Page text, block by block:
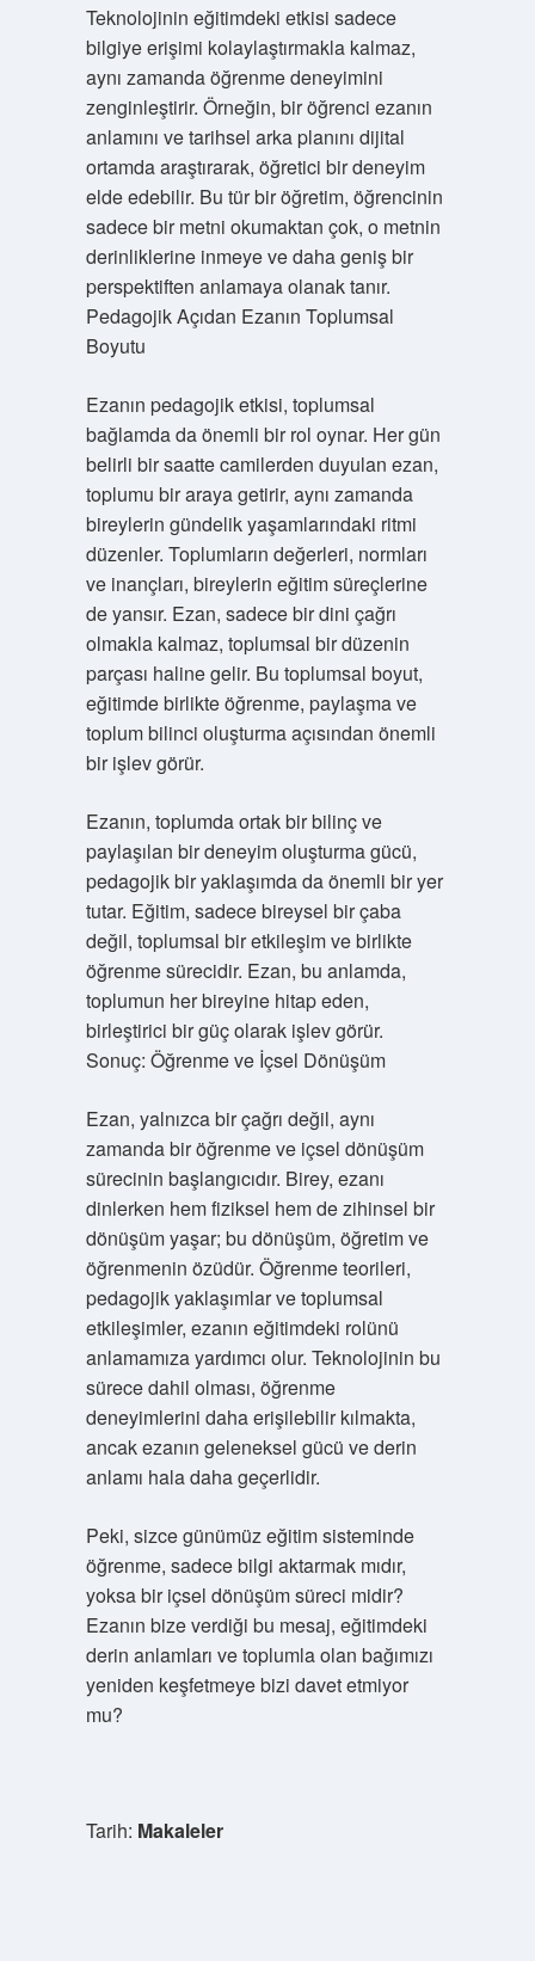
Teknolojinin eğitimdeki etkisi sadece
bilgiye erişimi kolaylaştırmakla kalmaz,
aynı zamanda öğrenme deneyimini
zenginleştirir. Örneğin, bir öğrenci ezanın
anlamını ve tarihsel arka planını dijital
ortamda araştırarak, öğretici bir deneyim
elde edebilir. Bu tür bir öğretim, öğrencinin
sadece bir metni okumaktan çok, o metnin
derinliklerine inmeye ve daha geniş bir
perspektiften anlamaya olanak tanır.
Pedagojik Açıdan Ezanın Toplumsal
Boyutu
Ezanın pedagojik etkisi, toplumsal
bağlamda da önemli bir rol oynar. Her gün
belirli bir saatte camilerden duyulan ezan,
toplumu bir araya getirir, aynı zamanda
bireylerin gündelik yaşamlarındaki ritmi
düzenler. Toplumların değerleri, normları
ve inançları, bireylerin eğitim süreçlerine
de yansır. Ezan, sadece bir dini çağrı
olmakla kalmaz, toplumsal bir düzenin
parçası haline gelir. Bu toplumsal boyut,
eğitimde birlikte öğrenme, paylaşma ve
toplum bilinci oluşturma açısından önemli
bir işlev görür.
Ezanın, toplumda ortak bir bilinç ve
paylaşılan bir deneyim oluşturma gücü,
pedagojik bir yaklaşımda da önemli bir yer
tutar. Eğitim, sadece bireysel bir çaba
değil, toplumsal bir etkileşim ve birlikte
öğrenme sürecidir. Ezan, bu anlamda,
toplumun her bireyine hitap eden,
birleştirici bir güç olarak işlev görür.
Sonuç: Öğrenme ve İçsel Dönüşüm
Ezan, yalnızca bir çağrı değil, aynı
zamanda bir öğrenme ve içsel dönüşüm
sürecinin başlangıcıdır. Birey, ezanı
dinlerken hem fiziksel hem de zihinsel bir
dönüşüm yaşar; bu dönüşüm, öğretim ve
öğrenmenin özüdür. Öğrenme teorileri,
pedagojik yaklaşımlar ve toplumsal
etkileşimler, ezanın eğitimdeki rolünü
anlamamıza yardımcı olur. Teknolojinin bu
sürece dahil olması, öğrenme
deneyimlerini daha erişilebilir kılmakta,
ancak ezanın geleneksel gücü ve derin
anlamı hala daha geçerlidir.
Peki, sizce günümüz eğitim sisteminde
öğrenme, sadece bilgi aktarmak mıdır,
yoksa bir içsel dönüşüm süreci midir?
Ezanın bize verdiği bu mesaj, eğitimdeki
derin anlamları ve toplumla olan bağımızı
yeniden keşfetmeye bizi davet etmiyor
mu?
Tarih: Makaleler